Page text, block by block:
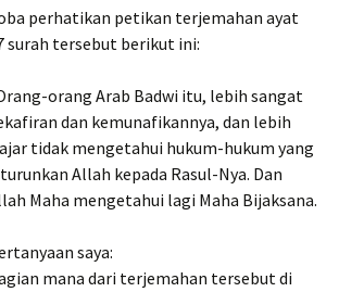
perhatikan petikan terjemahan ayat
surah tersebut berikut ini:
orang Arab Badwi itu, lebih sangat
dan kemunafikannya, dan lebih
tidak mengetahui hukum-hukum yang
Allah kepada Rasul-Nya. Dan
Maha mengetahui lagi Maha Bijaksana.
saya:
mana dari terjemahan tersebut di